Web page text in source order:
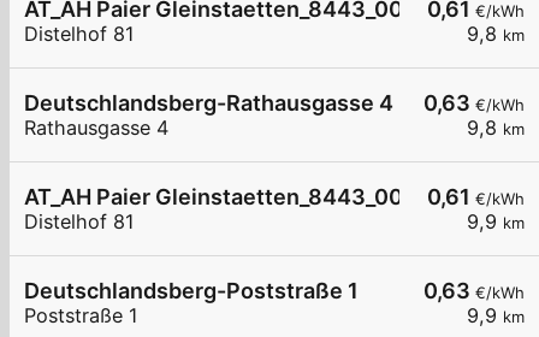
0,61 €/kWh
9,8 km
AT_AH Paier Gleinstaetten_8443_004 öffentlich
Distelhof 81
0,63 €/kWh
9,8 km
Deutschlandsberg-Rathausgasse 4
Rathausgasse 4
0,61 €/kWh
9,9 km
AT_AH Paier Gleinstaetten_8443_001 öffentlich
Distelhof 81
0,63 €/kWh
9,9 km
Deutschlandsberg-Poststraße 1
Poststraße 1